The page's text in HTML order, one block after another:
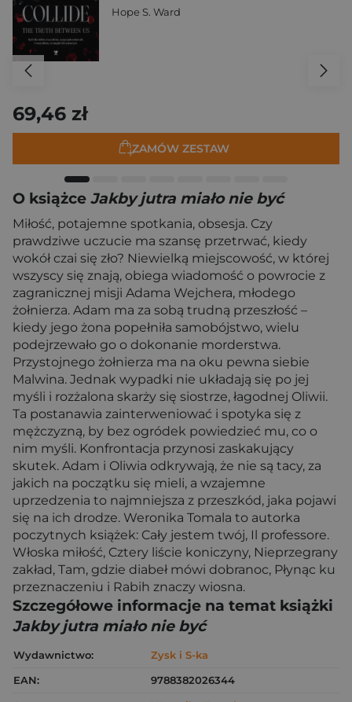
Hope S. Ward
69,46 zł
ZAMÓW ZESTAW
O książce Jakby jutra miało nie być
Miłość, potajemne spotkania, obsesja. Czy
prawdziwe uczucie ma szansę przetrwać, kiedy
wokół czai się zło? Niewielką miejscowość, w której
wszyscy się znają, obiega wiadomość o powrocie z
zagranicznej misji Adama Wejchera, młodego
żołnierza. Adam ma za sobą trudną przeszłość –
kiedy jego żona popełniła samobójstwo, wielu
podejrzewało go o dokonanie morderstwa.
Przystojnego żołnierza ma na oku pewna siebie
Malwina. Jednak wypadki nie układają się po jej
myśli i rozżalona skarży się siostrze, łagodnej Oliwii.
Ta postanawia zainterweniować i spotyka się z
mężczyzną, by bez ogródek powiedzieć mu, co o
nim myśli. Konfrontacja przynosi zaskakujący
skutek. Adam i Oliwia odkrywają, że nie są tacy, za
jakich na początku się mieli, a wzajemne
uprzedzenia to najmniejsza z przeszkód, jaka pojawi
się na ich drodze. Weronika Tomala to autorka
poczytnych książek: Cały jestem twój, Il professore.
Włoska miłość, Cztery liście koniczyny, Nieprzegrany
zakład, Tam, gdzie diabeł mówi dobranoc, Płynąc ku
przeznaczeniu i Rabih znaczy wiosna.
Szczegółowe informacje na temat książki
Jakby jutra miało nie być
Wydawnictwo:
Zysk i S-ka
EAN:
9788382026344